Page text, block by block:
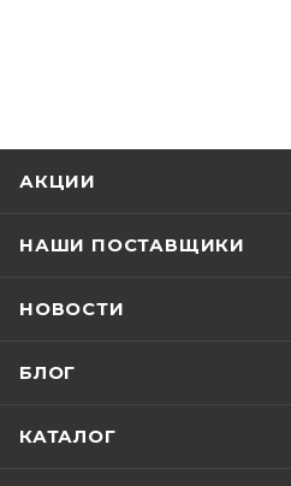
АКЦИИ
НАШИ ПОСТАВЩИКИ
НОВОСТИ
БЛОГ
КАТАЛОГ